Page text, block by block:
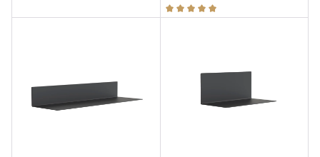
Durchschnittliche Bewertung